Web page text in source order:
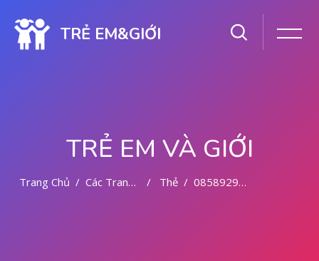
TRẺ EM&GIỚI
TRẺ EM VÀ GIỚI
Trang Chủ Các Trang Của Hệ Thống Thẻ 085892942094 CYTOTEC OBAT ABORSI JENEPONTO